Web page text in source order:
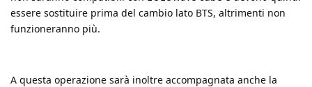
essere sostituire prima del cambio lato BTS, altrimenti non
funzioneranno più.
A questa operazione sarà inoltre accompagnata anche la